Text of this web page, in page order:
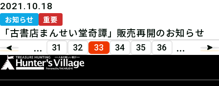
2021.10.18
お知らせ 重要
「古書店まんせい堂奇譚」販売再開のお知らせ
... 31 32 33 34 35 36 ...